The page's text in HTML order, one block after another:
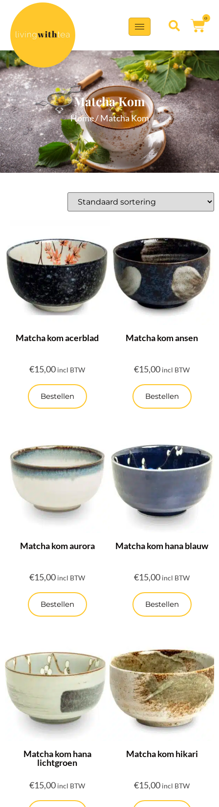
0
Matcha Kom
Home/ Matcha Kom
Matcha kom acerblad
€15,00 incl BTW
Bestellen
Matcha kom ansen
€15,00 incl BTW
Bestellen
Matcha kom aurora
€15,00 incl BTW
Bestellen
Matcha kom hana blauw
€15,00 incl BTW
Bestellen
Matcha kom hana
lichtgroen
€15,00 incl BTW
Matcha kom hikari
€15,00 incl BTW